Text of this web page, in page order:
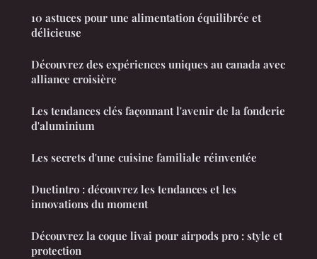
10 astuces pour une alimentation équilibrée et
délicieuse
Découvrez des expériences uniques au canada avec
alliance croisière
Les tendances clés façonnant l'avenir de la fonderie
d'aluminium
Les secrets d'une cuisine familiale réinventée
Duetintro : découvrez les tendances et les
innovations du moment
Découvrez la coque livai pour airpods pro : style et
protection